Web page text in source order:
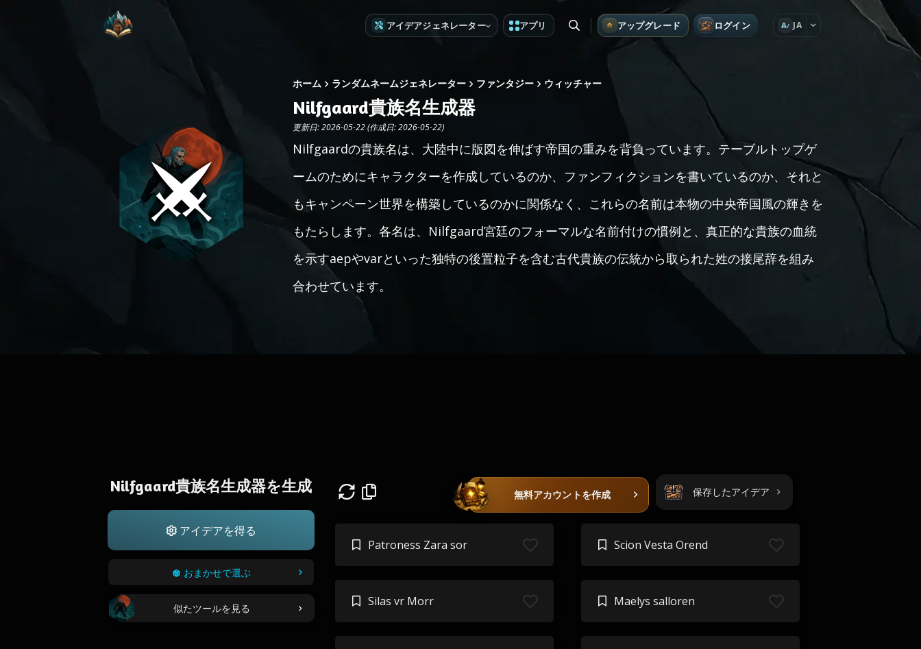
アイデアジェネレーター アプリ アップグレード ログイン A JA
ホーム ランダムネームジェネレーター ファンタジー ウィッチャー
Nilfgaard貴族名生成器
更新日: 2026-05-22 (作成日: 2026-05-22)
Nilfgaardの貴族名は、大陸中に版図を伸ばす帝国の重みを背負っています。テーブルトップゲ
ームのためにキャラクターを作成しているのか、ファンフィクションを書いているのか、それと
もキャンペーン世界を構築しているのかに関係なく、これらの名前は本物の中央帝国風の輝きを
もたらします。各名は、Nilfgaard宮廷のフォーマルな名前付けの慣例と、真正的な貴族の血統
を示すaepやvarといった独特の後置粒子を含む古代貴族の伝統から取られた姓の接尾辞を組み
合わせています。
Nilfgaard貴族名生成器を生成
アイデアを得る
おまかせで選ぶ
似たツールを見る
無料アカウントを作成 保存したアイデア
Patroness Zara sor Scion Vesta Orend
Silas vr Morr Maelys salloren